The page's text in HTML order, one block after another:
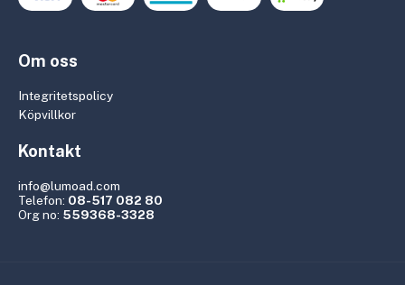
Om oss
Integritetspolicy
Köpvillkor
Kontakt
info@lumoad.com
Telefon: 08-517 082 80
Org no: 559368-3328